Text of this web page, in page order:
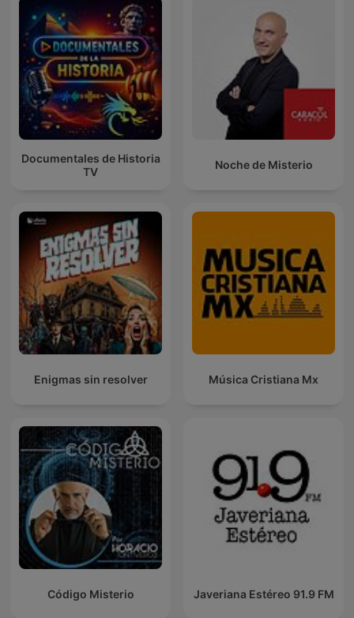
Documentales de Historia
TV
Noche de Misterio
Enigmas sin resolver Música Cristiana Mx
Código Misterio Javeriana Estéreo 91.9 FM